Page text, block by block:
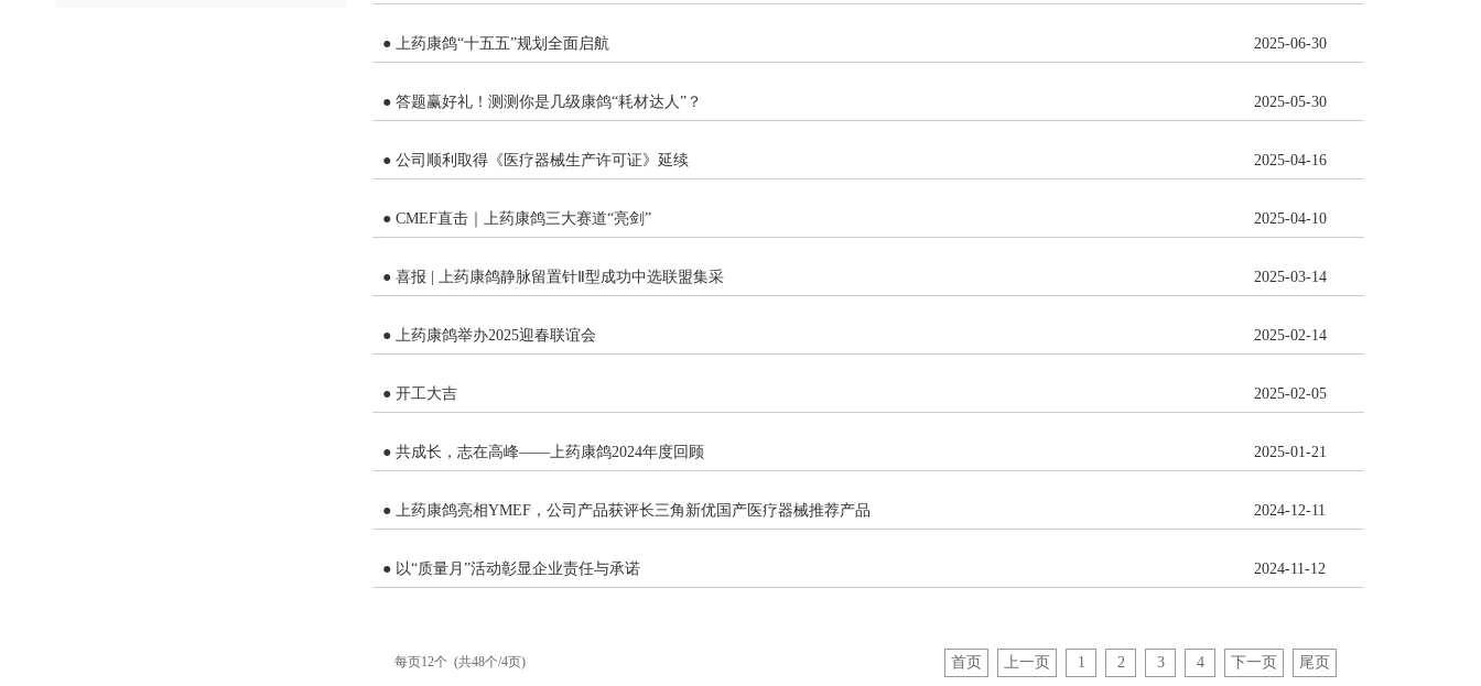
● 上药康鸽“十五五”规划全面启航 2025-06-30
● 答题赢好礼！测测你是几级康鸽“耗材达人”？ 2025-05-30
● 公司顺利取得《医疗器械生产许可证》延续 2025-04-16
● CMEF直击｜上药康鸽三大赛道“亮剑” 2025-04-10
● 喜报 | 上药康鸽静脉留置针Ⅱ型成功中选联盟集采 2025-03-14
● 上药康鸽举办2025迎春联谊会 2025-02-14
● 开工大吉 2025-02-05
● 共成长，志在高峰——上药康鸽2024年度回顾 2025-01-21
● 上药康鸽亮相YMEF，公司产品获评长三角新优国产医疗器械推荐产品 2024-12-11
● 以“质量月”活动彰显企业责任与承诺 2024-11-12
每页12个 (共48个/4页) 首页 上一页 1 2 3 4 下一页 尾页